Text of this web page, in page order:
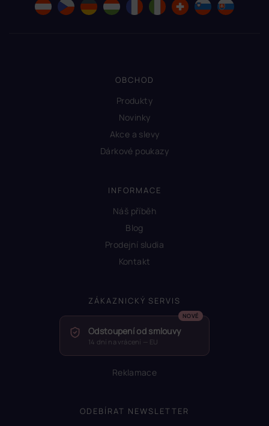
OBCHOD
Produkty
Novinky
Akce a slevy
Dárkové poukazy
INFORMACE
Náš příběh
Blog
Prodejní sludia
Kontakt
ZÁKAZNICKÝ SERVIS
Odstoupení od smlouvy
14 dní na vrácení — EU
Reklamace
ODEBÍRAT NEWSLETTER